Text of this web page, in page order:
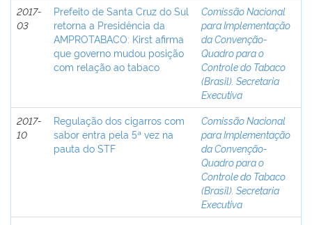
2017-
03
Prefeito de Santa Cruz do Sul
retorna a Presidência da
AMPROTABACO: Kirst afirma
que governo mudou posição
com relação ao tabaco
Comissão Nacional
para Implementação
da Convenção-
Quadro para o
Controle do Tabaco
(Brasil). Secretaria
Executiva
2017-
10
Regulação dos cigarros com
sabor entra pela 5ª vez na
pauta do STF
Comissão Nacional
para Implementação
da Convenção-
Quadro para o
Controle do Tabaco
(Brasil). Secretaria
Executiva